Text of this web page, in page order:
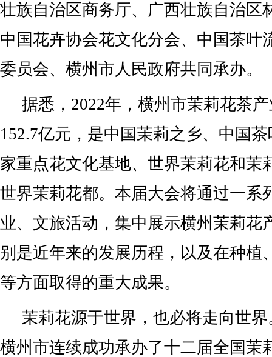
壮族自治区商务厅、广西壮族自治区
中国花卉协会花文化分会、中国茶叶
委员会、横州市人民政府共同承办。
据悉，2022年，横州市茉莉花茶
152.7亿元，是中国茉莉之乡、中国
家重点花文化基地、世界茉莉花和茉
世界茉莉花都。本届大会将通过一系
业、文旅活动，集中展示横州茉莉花
别是近年来的发展历程，以及在种植
等方面取得的重大成果。
茉莉花源于世界，也必将走向世
横州市连续成功承办了十二届全国茉